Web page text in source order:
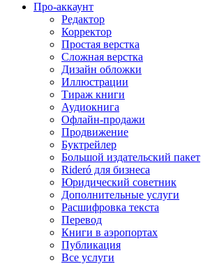
Про-аккаунт
Редактор
Корректор
Простая верстка
Сложная верстка
Дизайн обложки
Иллюстрации
Тираж книги
Аудиокнига
Офлайн-продажи
Продвижение
Буктрейлер
Большой издательский пакет
Rideró для бизнеса
Юридический советник
Дополнительные услуги
Расшифровка текста
Перевод
Книги в аэропортах
Публикация
Все услуги